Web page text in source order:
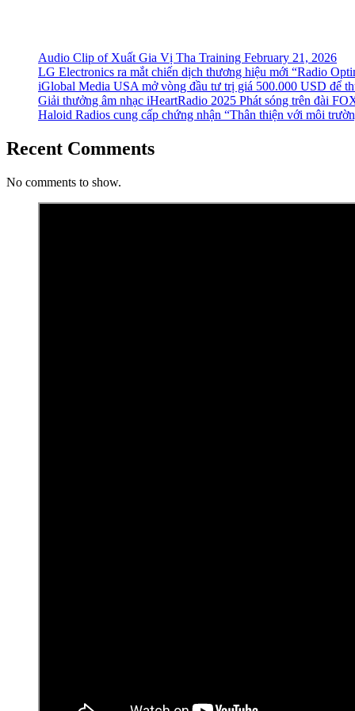
Audio Clip of Xuất Gia Vị Tha Training February 21, 2026
LG Electronics ra mắt chiến dịch thương hiệu mới “Radio
iGlobal Media USA mở vòng đầu tư trị giá 500.000 USD để
Giải thưởng âm nhạc iHeartRadio 2025 Phát sóng trên đài
Haloid Radios cung cấp chứng nhận “Thân thiện với môi
Recent Comments
No comments to show.